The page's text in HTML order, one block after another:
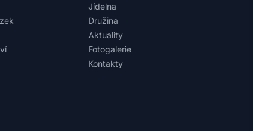
Jídelna
Družina
Aktuality
Fotogalerie
Kontakty